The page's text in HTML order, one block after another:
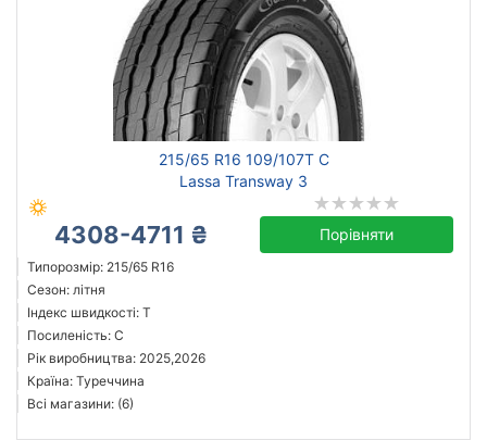
215/65 R16 109/107T C
Lassa Transway 3
4308-4711 ₴ Порівняти
Типорозмір: 215/65 R16
Сезон: літня
Індекс швидкості: T
Посиленість: C
Рік виробництва: 2025,2026
Країна: Туреччина
Всі магазини: (6)